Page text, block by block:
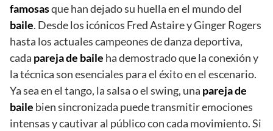
famosasque han dejado su huella en el mundo del
baile. Desde los icónicos Fred Astaire y Ginger Rogers
hasta los actuales campeones de danza deportiva,
cada pareja de baile ha demostrado que la conexión y
la técnica son esenciales para el éxito en el escenario.
Ya sea en el tango, la salsa o el swing, una pareja de
baile bien sincronizada puede transmitir emociones
intensas y cautivar al público con cada movimiento. Si